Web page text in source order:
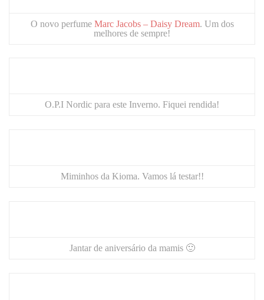
O novo perfume Marc Jacobs – Daisy Dream. Um dos
melhores de sempre!
O.P.I Nordic para este Inverno. Fiquei rendida!
Miminhos da Kioma. Vamos lá testar!!
Jantar de aniversário da mamis 🙂